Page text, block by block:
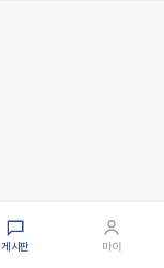
게시판 마이